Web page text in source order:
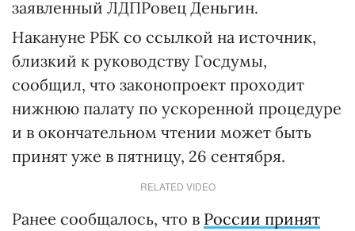
заявленный ЛДПРовец Деньгин.
Накануне РБК со ссылкой на источник,
близкий к руководству Госдумы,
сообщил, что законопроект проходит
нижнюю палату по ускоренной процедуре
и в окончательном чтении может быть
принят уже в пятницу, 26 сентября.
RELATED VIDEO
Ранее сообщалось, что в России принят